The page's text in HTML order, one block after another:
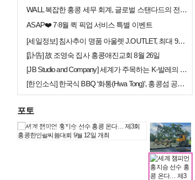
WALL 복잡한 홍콩 세무 회계, 글로벌 스탠다드의 전문가들이 답을 드립…
ASAP❤️ 7·8월 퀵 픽업 서비스 특별 이벤트
[세일정보] 침사추이 명품 아울렛 J.OUTLET, 최대 90% 빅 세일…
[訃告] 故 조영숙 집사 홍콩애진교회 8월 26일
[JB Studio and Company] 세계가 주목하는 K-발레의 비…
[한인소식] 한국식 BBQ ‘화통(Hwa Tong)’, 홍콩섬 공략 본격…
포토[홍콩사고] 퉁충서…
세계 챔피언 홍지승…